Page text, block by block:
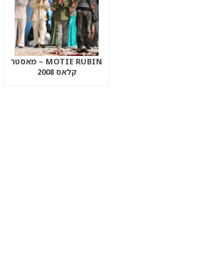
MOTIE RUBIN – מאסטר
קלאס 2008